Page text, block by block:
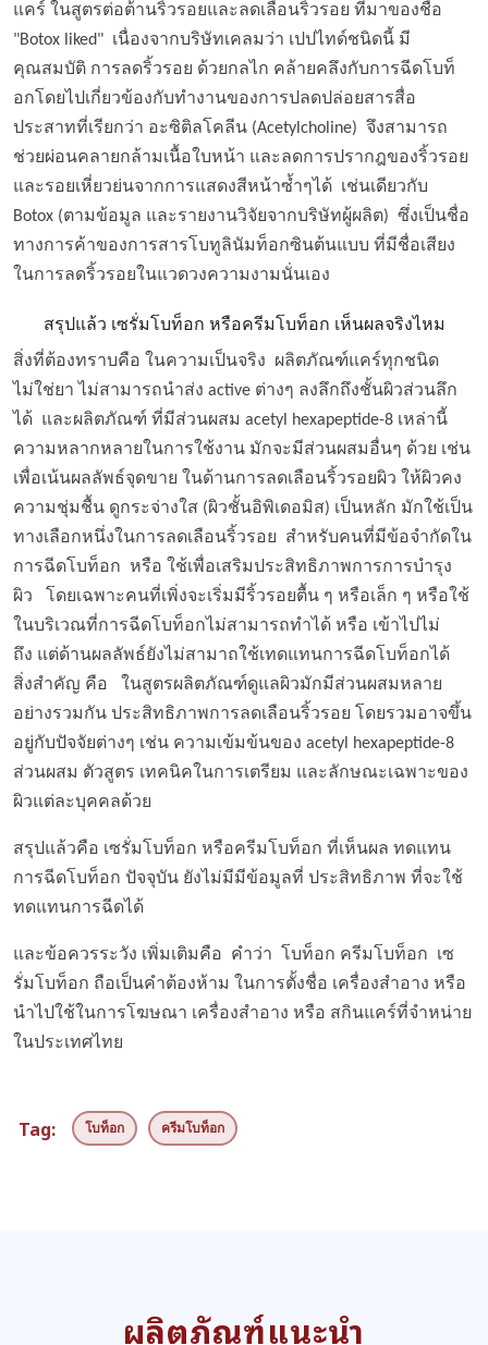
แคร์ ในสูตรต่อต้านริ้วรอยและลดเลือนริ้วรอย ที่มาของชื่อ
"Botox liked" เนื่องจากบริษัทเคลมว่า เปปไทด์ชนิดนี้ มี
คุณสมบัติ การลดริ้วรอย ด้วยกลไก คล้ายคลึงกับการฉีดโบท็
อกโดยไปเกี่ยวข้องกับทำงานของการปลดปล่อยสารสื่อ
ประสาทที่เรียกว่า อะซิติลโคลีน (Acetylcholine) จึงสามารถ
ช่วยผ่อนคลายกล้ามเนื้อใบหน้า และลดการปรากฎของริ้วรอย
และรอยเหี่ยวย่นจากการแสดงสีหน้าซ้ำๆได้ เช่นเดียวกับ
Botox (ตามข้อมูล และรายงานวิจัยจากบริษัทผู้ผลิต) ซึ่งเป็นชื่อ
ทางการค้าของการสารโบทูลินัมท็อกซินต้นแบบ ที่มีชื่อเสียง
ในการลดริ้วรอยในแวดวงความงามนั่นเอง
สรุปแล้ว เซรั่มโบท็อก หรือครีมโบท็อก เห็นผลจริงไหม
สิ่งที่ต้องทราบคือ ในความเป็นจริง ผลิตภัณฑ์แคร์ทุกชนิด
ไม่ใช่ยา ไม่สามารถนำส่ง active ต่างๆ ลงลึกถึงชั้นผิวส่วนลึก
ได้ และผลิตภัณฑ์ ที่มีส่วนผสม acetyl hexapeptide-8 เหล่านี้
ความหลากหลายในการใช้งาน มักจะมีส่วนผสมอื่นๆ ด้วย เช่น
เพื่อเน้นผลลัพธ์จุดขาย ในด้านการลดเลือนริ้วรอยผิว ให้ผิวคง
ความชุ่มชื้น ดูกระจ่างใส (ผิวชั้นอิพิเดอมิส) เป็นหลัก มักใช้เป็น
ทางเลือกหนึ่งในการลดเลือนริ้วรอย สำหรับคนที่มีข้อจำกัดใน
การฉีดโบท็อก หรือ ใช้เพื่อเสริมประสิทธิภาพการการบำรุง
ผิว โดยเฉพาะคนที่เพิ่งจะเริ่มมีริ้วรอยตื้น ๆ หรือเล็ก ๆ หรือใช้
ในบริเวณที่การฉีดโบท็อกไม่สามารถทำได้ หรือ เข้าไปไม่
ถึง แต่ด้านผลลัพธ์ยังไม่สามาถใช้เทดแทนการฉีดโบท็อกได้
สิ่งสำคัญ คือ ในสูตรผลิตภัณฑ์ดูแลผิวมักมีส่วนผสมหลาย
อย่างรวมกัน ประสิทธิภาพการลดเลือนริ้วรอย โดยรวมอาจขึ้น
อยู่กับปัจจัยต่างๆ เช่น ความเข้มข้นของ acetyl hexapeptide-8
ส่วนผสม ตัวสูตร เทคนิคในการเตรียม และลักษณะเฉพาะของ
ผิวแต่ละบุคคลด้วย
สรุปแล้วคือ เซรั่มโบท็อก หรือครีมโบท็อก ที่เห็นผล ทดแทน
การฉีดโบท็อก ปัจจุบัน ยังไม่มีมีข้อมูลที่ ประสิทธิภาพ ที่จะใช้
ทดแทนการฉีดได้
และข้อควรระวัง เพิ่มเติมคือ คำว่า โบท็อก ครีมโบท็อก เซ
รั่มโบท็อก ถือเป็นคำต้องห้าม ในการตั้งชื่อ เครื่องสำอาง หรือ
นำไปใช้ในการโฆษณา เครื่องสำอาง หรือ สกินแคร์ที่จำหน่าย
ในประเทศไทย
Tag: โบท็อก ครีมโบท็อก
ผลิตภัณฑ์แนะนำ